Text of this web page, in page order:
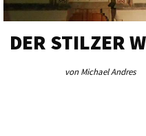
DER STILZER
von Michael Andres